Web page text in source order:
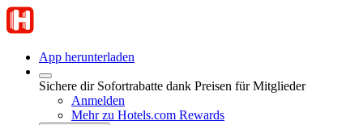
App herunterladen
Sichere dir Sofortrabatte dank Preisen für Mitglieder
Anmelden
Mehr zu Hotels.com Rewards